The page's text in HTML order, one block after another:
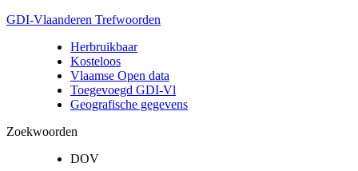
GDI-Vlaanderen Trefwoorden
Herbruikbaar
Kosteloos
Vlaamse Open data
Toegevoegd GDI-Vl
Geografische gegevens
Zoekwoorden
DOV